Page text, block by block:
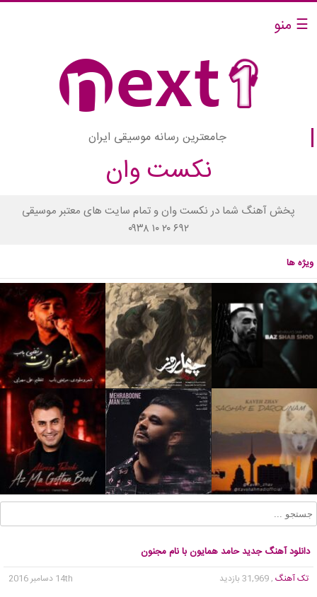
☰ منو
جامعترین رسانه موسیقی ایران
نکست وان
پخش آهنگ شما در نکست وان و تمام سایت های معتبر موسیقی
۰۹۳۸ ۱۰ ۲۰ ۶۹۲
ویژه ها
دانلود آهنگ جدید حامد همایون با نام مجنون
تک آهنگ , 31,969 بازدید
14th دسامبر 2016